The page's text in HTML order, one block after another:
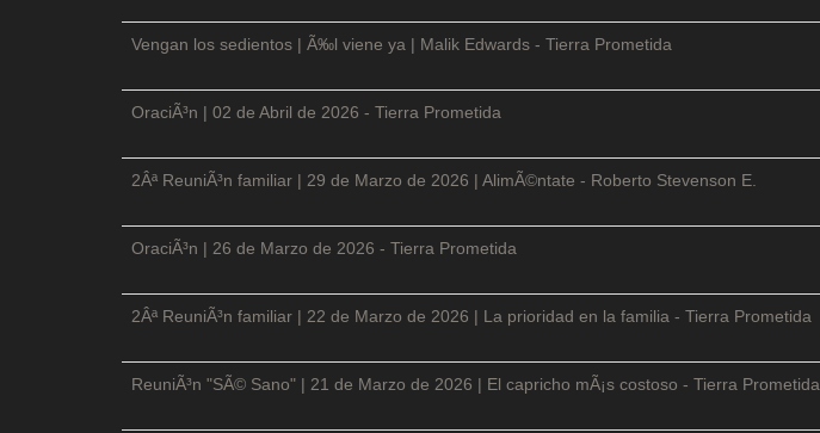
Vengan los sedientos | Ã‰l viene ya | Malik Edwards - Tierra Prometida
OraciÃ³n | 02 de Abril de 2026 - Tierra Prometida
2Âª ReuniÃ³n familiar | 29 de Marzo de 2026 | AlimÃ©ntate - Roberto Stevenson E.
OraciÃ³n | 26 de Marzo de 2026 - Tierra Prometida
2Âª ReuniÃ³n familiar | 22 de Marzo de 2026 | La prioridad en la familia - Tierra Prometida
ReuniÃ³n "SÃ© Sano" | 21 de Marzo de 2026 | El capricho mÃ¡s costoso - Tierra Prometida